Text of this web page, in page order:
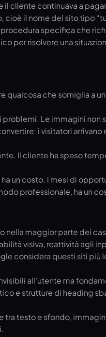
cliente continuava a
il nome del sito tipo
specifica che
per risolvere una
che somiglia a
Le immagini non
i visitatori arrivano
Il cliente ha speso
un costo. I mesi di
professionale, ha un
nella maggior parte dei
visiva, reattività agli
considera questi siti
all’utente ma
e strutture di heading
testo e sfondo,